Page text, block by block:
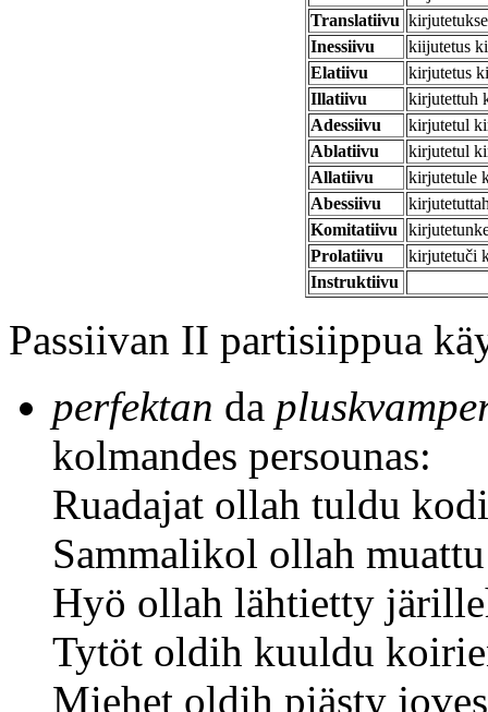
Translatiivu
Inessiivu
kiijutetus
Elatiivu
kirjutetus
Illatiivu
kirjutettuh
Adessiivu
kirjutetul
Ablatiivu
kirjutetul
Allatiivu
kirjutetule
Abessiivu
Komitatiivu
Prolatiivu
kirjutetuči
Instruktiivu
Passiivan II partisiippua
perfektan da
kolmandes persounas:
Ruadajat ollah tuldu
Sammalikol ollah
Hyö ollah lähtietty
Tytöt oldih kuuldu
Miehet oldih piästy